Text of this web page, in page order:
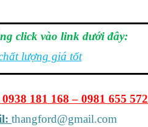
click vào link dưới đây:
lượng giá tốt
181 168 – 0981 655 572
thangford@gmail.com